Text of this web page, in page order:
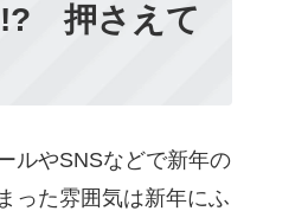
!? 押さえて
ルやSNSなどで新年の
った雰囲気は新年にふ